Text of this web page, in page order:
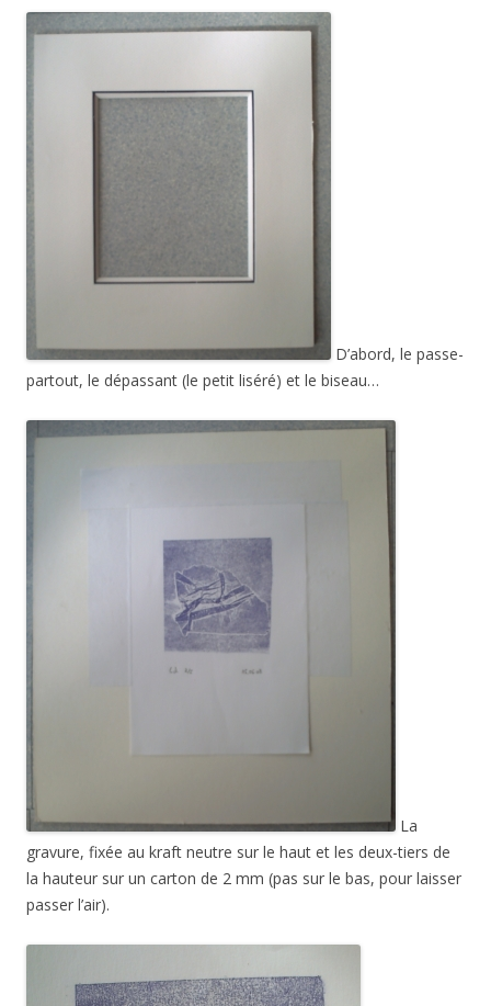
D’abord, le passe-
partout, le dépassant (le petit liséré) et le biseau…
La
gravure, fixée au kraft neutre sur le haut et les deux-tiers de
la hauteur sur un carton de 2 mm (pas sur le bas, pour laisser
passer l’air).